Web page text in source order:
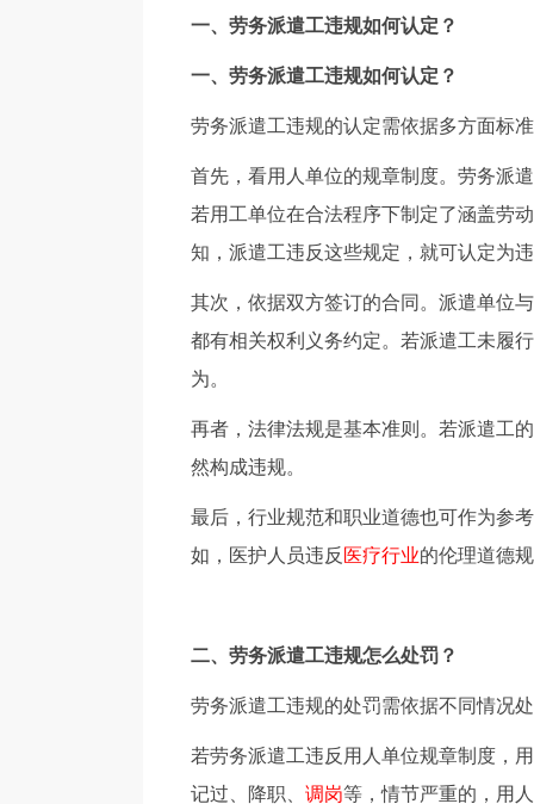
一、劳务派遣工违规如何认定？
一、劳务派遣工违规如何认定？
劳务派遣工违规的认定需依据多方面标
首先，看用人单位的规章制度。劳务派
若用工单位在合法程序下制定了涵盖劳
知，派遣工违反这些规定，就可认定为
其次，依据双方签订的合同。派遣单位
都有相关权利义务约定。若派遣工未履
为。
再者，法律法规是基本准则。若派遣工
然构成违规。
最后，行业规范和职业道德也可作为参
如，医护人员违反医疗行业的伦理道德
二、劳务派遣工违规怎么处罚？
劳务派遣工违规的处罚需依据不同情况
若劳务派遣工违反用人单位规章制度，
记过、降职、 调岗等，情节严重的，用